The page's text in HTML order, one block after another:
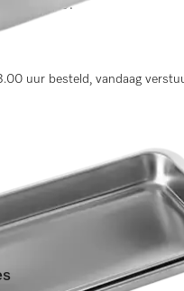
DG 7000.
uur besteld, vandaag